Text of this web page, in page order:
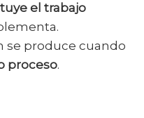
el trabajo
se produce cuando
proceso.